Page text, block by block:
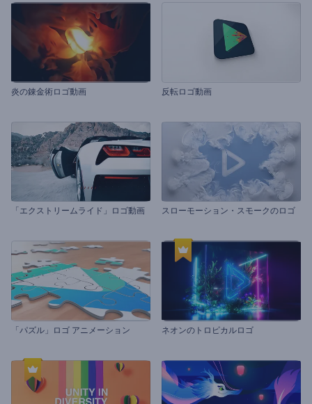
炎の錬金術ロゴ動画 反転ロゴ動画
「エクストリームライド」ロゴ動画 スローモーション・スモークのロゴ
「パズル」ロゴ アニメーション ネオンのトロピカルロゴ